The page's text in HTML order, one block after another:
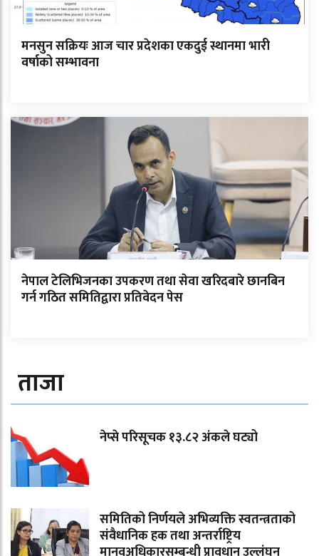
मनसुन सक्रियः आज चार प्रदेशका एकदुई स्थानमा भारी
वर्षाको सम्भावना
नेपाल टेलिभिजनका उपकरण तथा सेवा खरिदबारे छानबिन
गर्न गठित समितिद्वारा प्रतिवेदन पेस
ताजा
नेप्से परिसूचक १३.८२ अंकले घट्यो
समितिको निर्णयले अभिव्यक्ति स्वतन्त्रताको
संवैधानिक हक तथा अन्तर्राष्ट्रिय